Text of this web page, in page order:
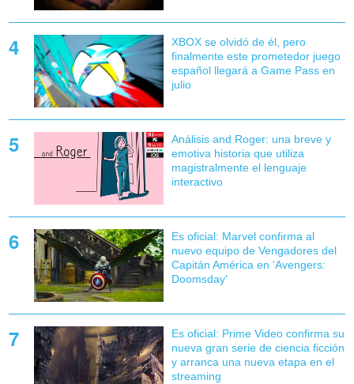
XBOX se olvidó de él, pero
finalmente este prometedor juego
español llegará a Game Pass en
julio
Análisis and Roger: una breve y
emotiva historia que utiliza
magistralmente el lenguaje
interactivo
Es oficial: Marvel confirma al
nuevo equipo de Vengadores del
Capitán América en 'Avengers:
Doomsday'
Es oficial: Prime Video confirma su
nueva gran serie de ciencia ficción
y arranca una nueva etapa en el
streaming